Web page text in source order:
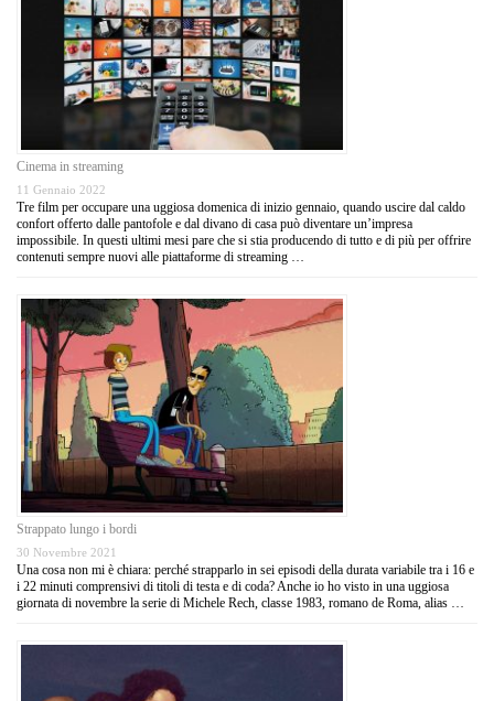
Cinema in streaming
11 Gennaio 2022
Tre film per occupare una uggiosa domenica di inizio gennaio, quando uscire dal caldo
confort offerto dalle pantofole e dal divano di casa può diventare un’impresa
impossibile. In questi ultimi mesi pare che si stia producendo di tutto e di più per offrire
contenuti sempre nuovi alle piattaforme di streaming …
Strappato lungo i bordi
30 Novembre 2021
Una cosa non mi è chiara: perché strapparlo in sei episodi della durata variabile tra i 16 e
i 22 minuti comprensivi di titoli di testa e di coda? Anche io ho visto in una uggiosa
giornata di novembre la serie di Michele Rech, classe 1983, romano de Roma, alias …